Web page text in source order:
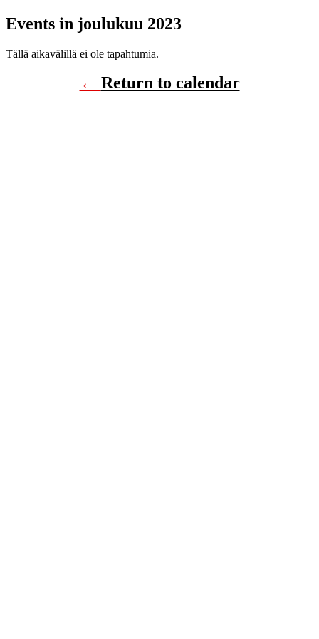
Events in joulukuu 2023
Tällä aikavälillä ei ole tapahtumia.
← Return to calendar